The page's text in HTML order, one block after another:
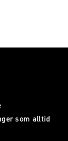
som alltid